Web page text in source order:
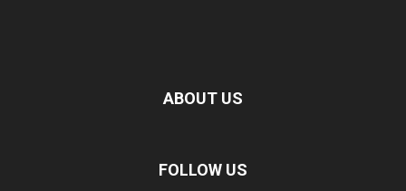
ABOUT US
FOLLOW US